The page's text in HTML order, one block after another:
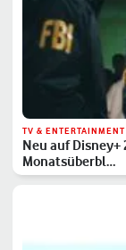
TV & ENTERTAINMENT
Neu auf
Monatsüberbl…